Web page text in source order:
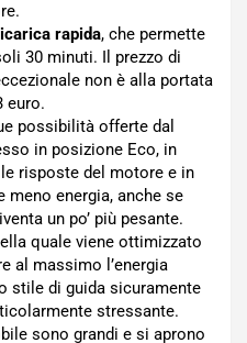
rapida, che permette
30 minuti. Il prezzo di
non è alla portata
euro.
possibilità offerte dal
in posizione Eco, in
risposte del motore e in
meno energia, anche se
un po’ più pesante.
quale viene ottimizzato
al massimo l’energia
stile di guida sicuramente
stressante.
sono grandi e si aprono